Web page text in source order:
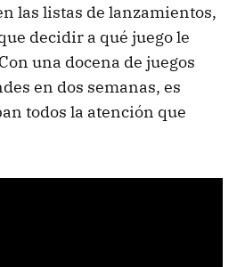
las listas de lanzamientos,
decidir a qué juego le
una docena de juegos
en dos semanas, es
todos la atención que